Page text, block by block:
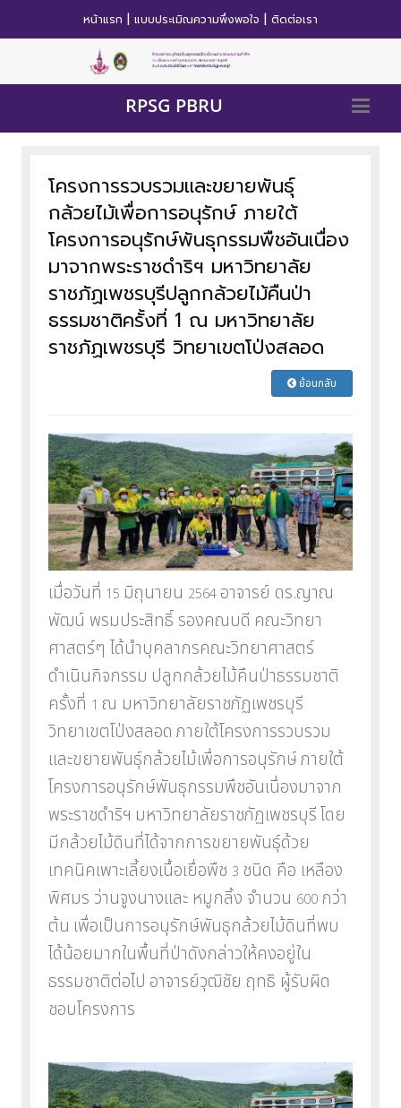
หน้าแรก | แบบประเมิณความพึ่งพอใจ | ติดต่อเรา
RPSG PBRU
โครงการรวบรวมและขยายพันธุ์
กล้วยไม้เพื่อการอนุรักษ์ ภายใต้
โครงการอนุรักษ์พันธุกรรมพืชอันเนื่อง
มาจากพระราชดำริฯ มหาวิทยาลัย
ราชภัฏเพชรบุรีปลูกกล้วยไม้คืนป่า
ธรรมชาติครั้งที่ 1 ณ มหาวิทยาลัย
ราชภัฏเพชรบุรี วิทยาเขตโป่งสลอด
ย้อนกลับ
เมื่อวันที่ 15 มิถุนายน 2564 อาจารย์ ดร.ญาณ
พัฒน์ พรมประสิทธิ์ รองคณบดี คณะวิทยา
ศาสตร์ๆ ได้นำบุคลากรคณะวิทยาศาสตร์
ดำเนินกิจกรรม ปลูกกล้วยไม้คืนป่าธรรมชาติ
ครั้งที่ 1 ณ มหาวิทยาลัยราชภัฏเพชรบุรี
วิทยาเขตโป่งสลอด ภายใต้โครงการรวบรวม
และขยายพันธุ์กล้วยไม้เพื่อการอนุรักษ์ภายใต้
โครงการอนุรักษ์พันธุกรรมพืชอันเนื่องมาจาก
พระราชดำริฯ มหาวิทยาลัยราชภัฏเพชรบุรีโดย
มีกล้วยไม้ดินที่ได้จากการขยายพันธุ์ด้วย
เทคนิคเพาะเลี้ยงเนื้อเยื่อพืช 3 ชนิด คือ เหลือง
พิศมร ว่านจูงนางและ หมูกลิ้ง จำนวน 600 กว่า
ต้น เพื่อเป็นการอนุรักษ์พันธุกล้วยไม้ดินที่พบ
ได้น้อยมากในพื้นที่ป่าดังกล่าวให้คงอยู่ใน
ธรรมชาติต่อไป อาจารย์วุฒิชัย ฤทธิ ผู้รับผิด
ชอบโครงการ